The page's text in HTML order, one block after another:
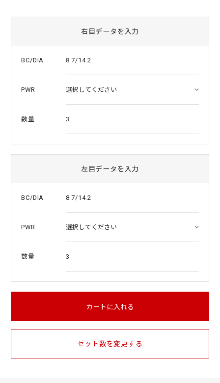
右目データを入力
BC/DIA 8.7/14.2
PWR
数量 3
左目データを入力
BC/DIA 8.7/14.2
PWR
数量 3
カートに入れる
セット数を変更する